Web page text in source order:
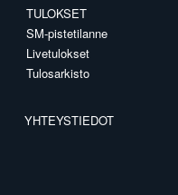
TULOKSET
SM-pistetilanne
Livetulokset
Tulosarkisto
YHTEYSTIEDOT